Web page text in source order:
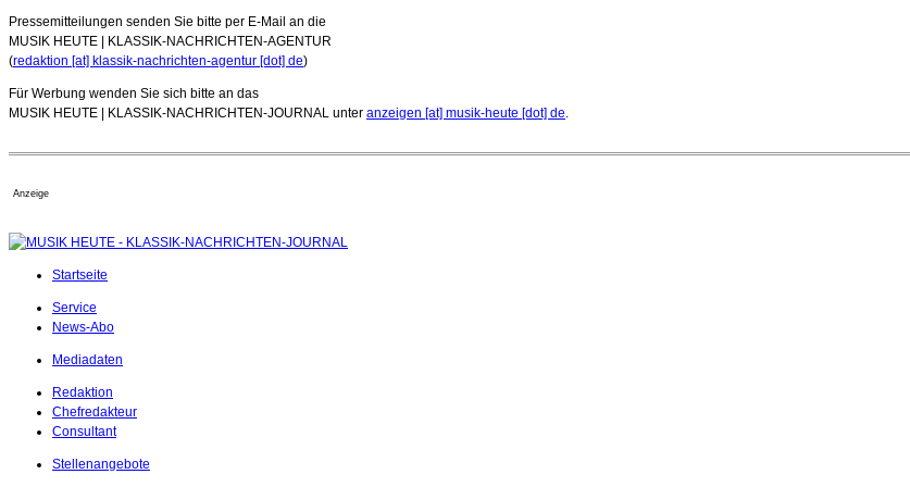
Pressemitteilungen senden Sie bitte per E-Mail an die
MUSIK HEUTE | KLASSIK-NACHRICHTEN-AGENTUR
(redaktion [at] klassik-nachrichten-agentur [dot] de)
Für Werbung wenden Sie sich bitte an das
MUSIK HEUTE | KLASSIK-NACHRICHTEN-JOURNAL unter anzeigen [at] musik-heute [dot] de.
Anzeige
Startseite
Service
News-Abo
Mediadaten
Redaktion
Chefredakteur
Consultant
Stellenangebote